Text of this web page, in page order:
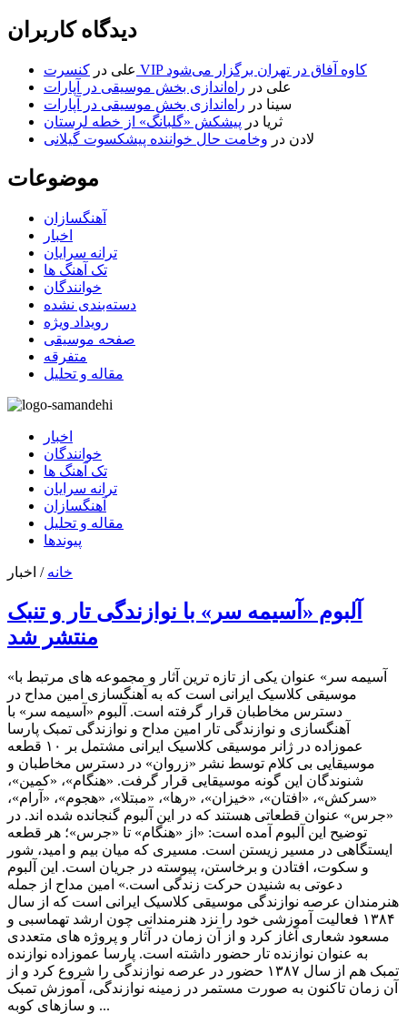
دیدگاه کاربران
علی در
کنسرت VIP کاوه آفاق در تهران برگزار می‌شود
علی در راه‌اندازی بخش موسیقی در آپارات
سینا در راه‌اندازی بخش موسیقی در آپارات
ثریا در پیشکش «گلبانگ» از خطه لرستان
لادن در وخامت حال خواننده پیشکسوت گیلانی
موضوعات
آهنگسازان
اخبار
ترانه سرایان
تک آهنگ ها
خوانندگان
دسته‌بندی نشده
رویداد ویژه
صفحه موسیقی
متفرقه
مقاله و تحلیل
اخبار
خوانندگان
تک آهنگ ها
ترانه سرایان
آهنگسازان
مقاله و تحلیل
پیوندها
خانه / اخبار
آلبوم «آسیمه سر» با نوازندگی تار و تنبک
منتشر شد
«آسیمه سر» عنوان یکی از تازه ترین آثار و مجموعه های مرتبط با
موسیقی کلاسیک ایرانی است که به آهنگسازی امین مداح در
دسترس مخاطبان قرار گرفته است. آلبوم «آسیمه سر» با
آهنگسازی و نوازندگی تار امین مداح و نوازندگی تمبک پارسا
عموزاده در ژانر موسیقی کلاسیک ایرانی مشتمل بر ۱۰ قطعه
موسیقایی بی کلام توسط نشر «زروان» در دسترس مخاطبان و
شنوندگان این گونه موسیقایی قرار گرفت. «هنگام»، «کمین»،
«سرکش»، «افتان»، «خیزان»، «رها»، «مبتلا»، «هجوم»، «آرام»،
«جرس» عنوان قطعاتی هستند که در این آلبوم گنجانده شده اند. در
توضیح این آلبوم آمده است: «از «هنگام» تا «جرس»؛ هر قطعه
ایستگاهی در مسیر زیستن است. مسیری که میان بیم و امید، شور
و سکوت، افتادن و برخاستن، پیوسته در جریان است. این آلبوم
دعوتی به شنیدن حرکت زندگی است.» امین مداح از جمله
هنرمندان عرصه نوازندگی موسیقی کلاسیک ایرانی است که از سال
۱۳۸۴ فعالیت آموزشی خود را نزد هنرمندانی چون ارشد تهماسبی و
مسعود شعاری آغاز کرد و از آن زمان در آثار و پروژه های متعددی
به عنوان نوازنده تار حضور داشته است. پارسا عموزاده نوازنده
تمبک هم از سال ۱۳۸۷ حضور در عرصه نوازندگی را شروع کرد و از
آن زمان تاکنون به صورت مستمر در زمینه نوازندگی، آموزش تمبک
و سازهای کوبه ...